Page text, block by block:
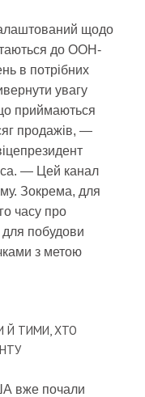
щодо
до OOH-
в потрібних
увагу
приймаються
продажів, —
— Цей канал
Зокрема, для
часу про
побудови
з метою
Й ТИМИ, ХТО
вже почали